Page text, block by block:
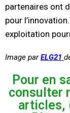
partenaires ont
pour
exploitation
Image parELG21
Pour en
consulter
articles,